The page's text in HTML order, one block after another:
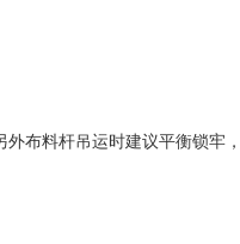
布料杆吊运时建议平衡锁牢